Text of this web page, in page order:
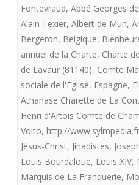
Fontevraud, Abbé Georges
Alain Texier, Albert de Mun,
Bergeron, Belgique,
annuel de la Charte, Charte
de Lavaur (81140), Comte
sociale de l'Eglise, Espagne,
Athanase Charette de La
Henri d'Artois Comte de
Volto, http://
Jésus-Christ, Jihadistes,
Louis Bourdaloue, Louis XIV,
Marquis de La Franquerie,